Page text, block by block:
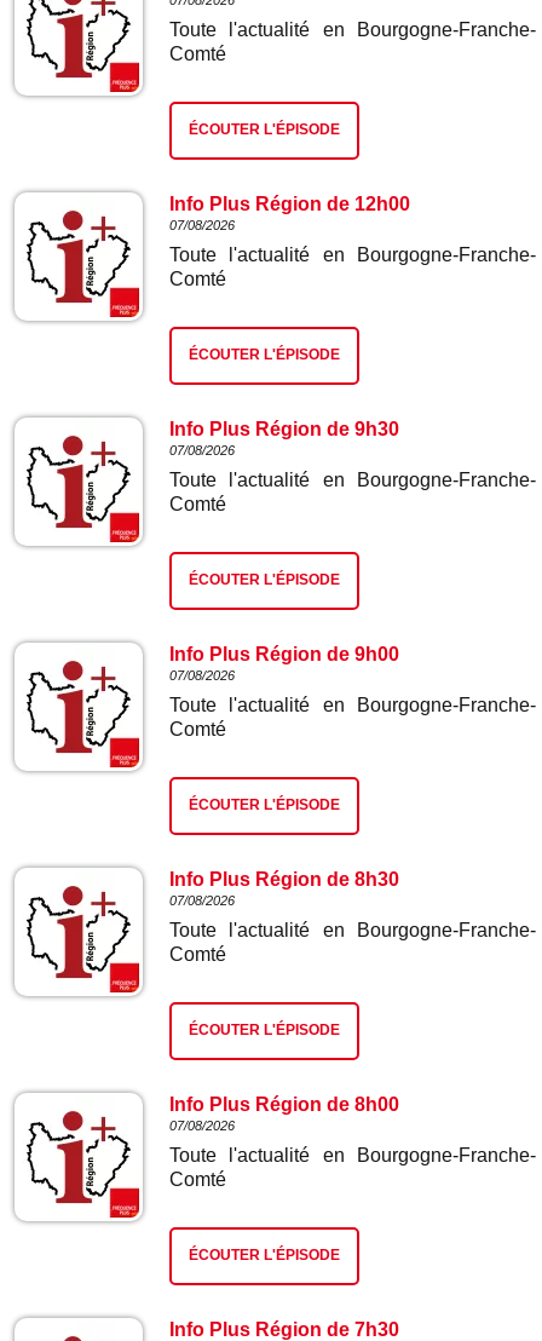
Toute l'actualité en Bourgogne-Franche-
Comté
ÉCOUTER L'ÉPISODE
Info Plus Région de 12h00
07/08/2026
Toute l'actualité en Bourgogne-Franche-
Comté
ÉCOUTER L'ÉPISODE
Info Plus Région de 9h30
07/08/2026
Toute l'actualité en Bourgogne-Franche-
Comté
ÉCOUTER L'ÉPISODE
Info Plus Région de 9h00
07/08/2026
Toute l'actualité en Bourgogne-Franche-
Comté
ÉCOUTER L'ÉPISODE
Info Plus Région de 8h30
07/08/2026
Toute l'actualité en Bourgogne-Franche-
Comté
ÉCOUTER L'ÉPISODE
Info Plus Région de 8h00
07/08/2026
Toute l'actualité en Bourgogne-Franche-
Comté
ÉCOUTER L'ÉPISODE
Info Plus Région de 7h30